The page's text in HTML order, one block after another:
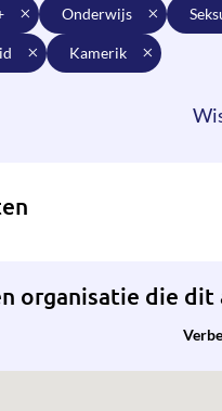
onderwijs
kamerik
organisatie die dit